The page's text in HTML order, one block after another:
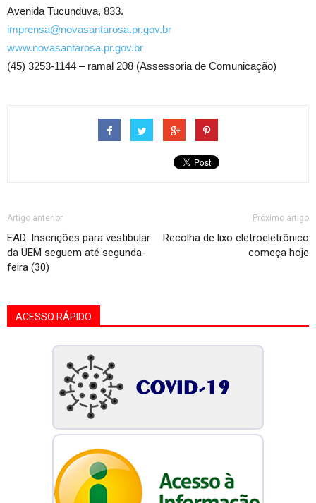
Avenida Tucunduva, 833.
imprensa@novasantarosa.pr.gov.br
www.novasantarosa.pr.gov.br
(45) 3253-1144 – ramal 208 (Assessoria de Comunicação)
Artigo anterior
EAD: Inscrições para vestibular
da UEM seguem até segunda-
feira (30)
Próximo artigo
Recolha de lixo eletroeletrônico
começa hoje
ACESSO RÁPIDO